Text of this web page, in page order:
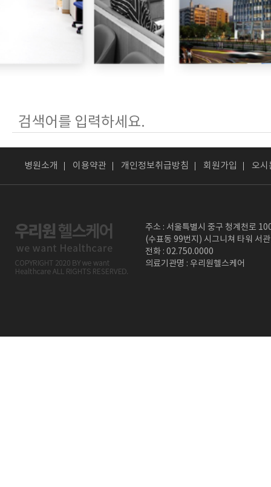
병원소개 이용약관 개인정보취급방침 회원가입 오시
주소 : 서울특별시 중구 청계천로
(수표동 99번지) 시그니쳐 타워 서
전화 : 02.750.0000
의료기관명 : 우리원헬스케어